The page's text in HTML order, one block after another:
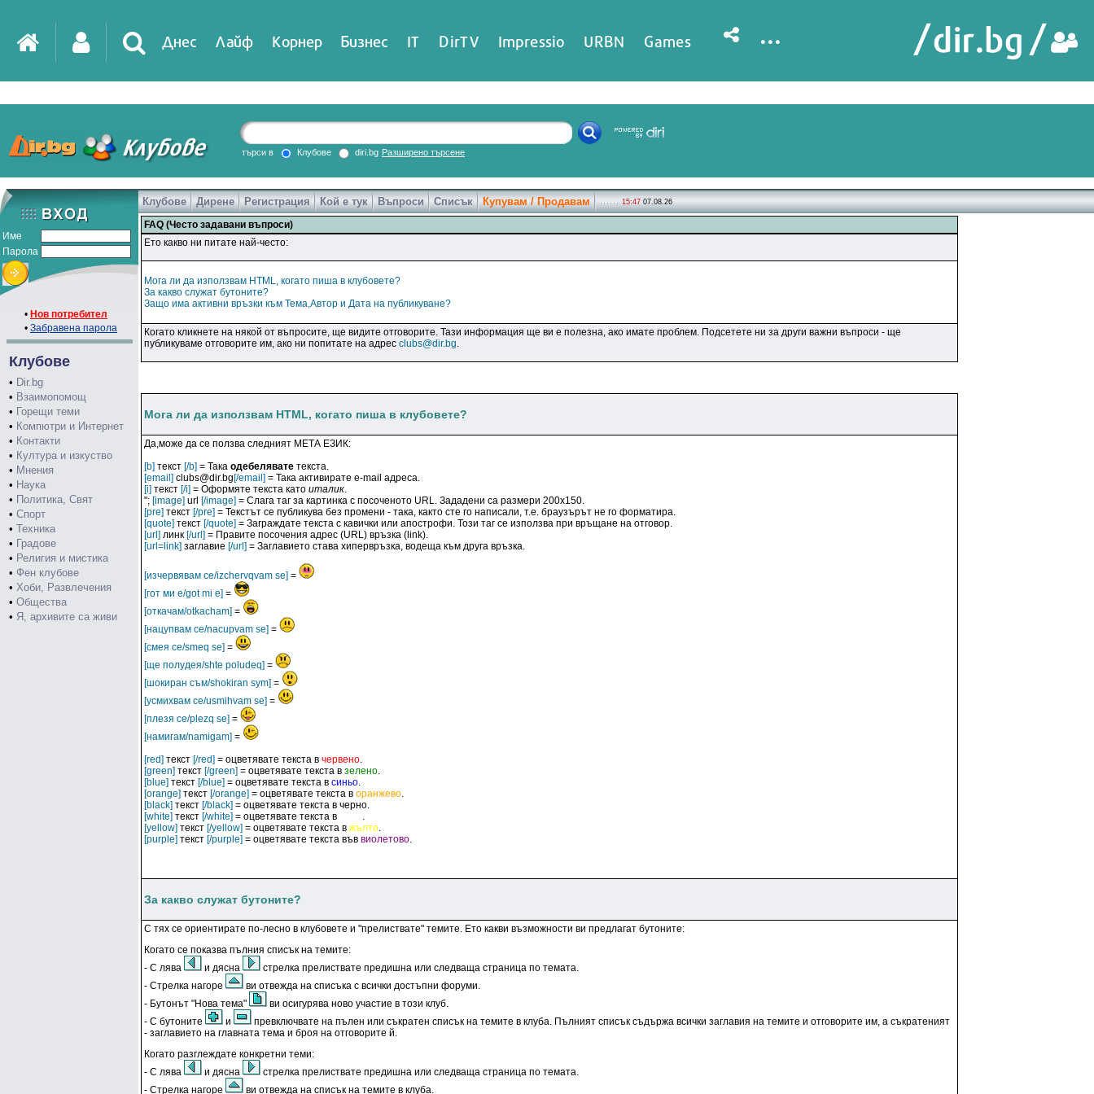
Днес Лайф Корнер Бизнес IT DirTV Impressio URBN Games ...
търси в Клубове diri.bg Разширено търсене
Име
Парола
• Нов потребител
• Забравена парола
Клубове
• Dir.bg
• Взаимопомощ
• Горещи теми
• Компютри и Интернет
• Контакти
• Култура и изкуство
• Мнения
• Наука
• Политика, Свят
• Спорт
• Техника
• Градове
• Религия и мистика
• Фен клубове
• Хоби, Развлечения
• Общества
• Я, архивите са живи
Клубове Дирене Регистрация Кой е тук Въпроси Списък Купувам / Продавам 15:47 07.08.26
FAQ (Често задавани въпроси)
Ето какво ни питате най-често:
Мога ли да използвам HTML, когато пиша в клубовете?
За какво служат бутоните?
Защо има активни връзки към Тема,Автор и Дата на публикуване?
Когато кликнете на някой от въпросите, ще видите отговорите. Тази информация ще ви е полезна, ако имате проблем. Подсетете ни за други важни въпроси - ще
публикуваме отговорите им, ако ни попитате на адрес clubs@dir.bg.
Мога ли да използвам HTML, когато пиша в клубовете?
Да,може да се ползва следният МЕТА ЕЗИК:
[b] текст [/b] = Така одебелявате текста.
[email] clubs@dir.bg[/email] = Така активирате e-mail адреса.
[i] текст [/i] = Оформяте текста като италик.
"; [image] url [/image] = Слага таг за картинка с посоченото URL. Зададени са размери 200x150.
[pre] текст [/pre] = Текстът се публикува без промени - така, както сте го написали, т.е. браузърът не го форматира.
[quote] текст [/quote] = Заграждате текста с кавички или апострофи. Този таг се използва при връщане на отговор.
[url] линк [/url] = Правите посочения адрес (URL) връзка (link).
[url=link] заглавие [/url] = Заглавието става хипервръзка, водеща към друга връзка.
[изчервявам се/izchervqvam se] =
[гот ми е/got mi e] =
[откачам/otkacham] =
[нацупвам се/nacupvam se] =
[смея се/smeq se] =
[ще полудея/shte poludeq] =
[шокиран съм/shokiran sym] =
[усмихвам се/usmihvam se] =
[плезя се/plezq se] =
[намигам/namigam] =
[red] текст [/red] = оцветявате текста в червено.
[green] текст [/green] = оцветявате текста в зелено.
[blue] текст [/blue] = оцветявате текста в синьо.
[orange] текст [/orange] = оцветявате текста в оранжево.
[black] текст [/black] = оцветявате текста в черно.
[white] текст [/white] = оцветявате текста в
.
[yellow] текст [/yellow] = оцветявате текста в жълто.
[purple] текст [/purple] = оцветявате текста във виолетово.
За какво служат бутоните?
С тях се ориентирате по-лесно в клубовете и "прелиствате" темите. Ето какви възможности ви предлагат бутоните:
Когато се показва пълния списък на темите:
- С лява
и дясна
стрелка прелиствате предишна или следваща страница по темата.
- Стрелка нагоре
ви отвежда на списъка с всички достъпни форуми.
- Бутонът "Нова тема"
ви осигурява ново участие в този клуб.
- С бутоните
и
превключвате на пълен или съкратен списък на темите в клуба. Пълният списък съдържа всички заглавия на темите и отговорите им, а съкратеният
- заглавието на главната тема и броя на отговорите й.
Когато разглеждате конкретни теми:
- С лява
и дясна
стрелка прелиствате предишна или следваща страница по темата.
- Стрелка нагоре
ви отвежда на списък на темите в клуба.